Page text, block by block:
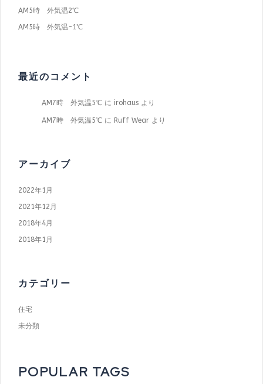
AM5時 外気温2℃
AM5時 外気温−1℃
最近のコメント
AM7時 外気温5℃ に irohaus より
AM7時 外気温5℃ に Ruff Wear より
アーカイブ
2022年1月
2021年12月
2018年4月
2018年1月
カテゴリー
住宅
未分類
POPULAR TAGS